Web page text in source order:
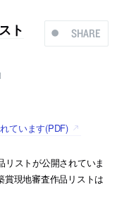
SHARE
ト
ています(PDF)
リストが公開されていま
現地審査作品リストは